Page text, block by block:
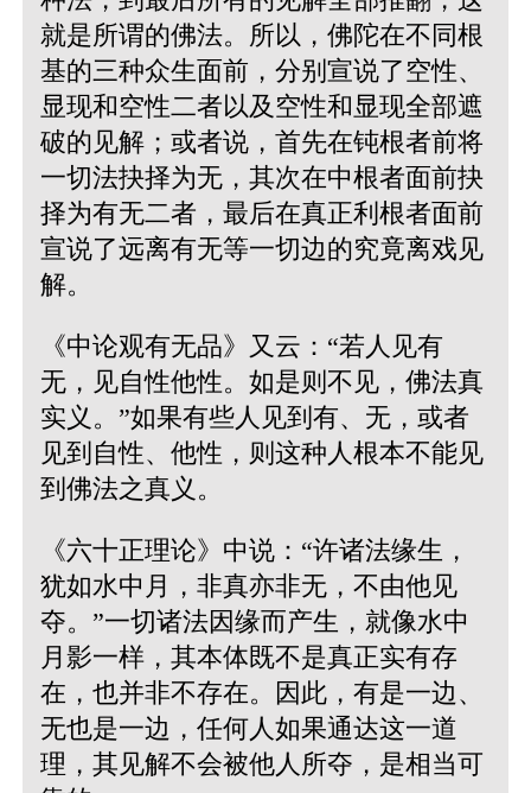
就是所谓的佛法。所以，佛陀在不同根
基的三种众生面前，分别宣说了空性、
显现和空性二者以及空性和显现全部遮
破的见解；或者说，首先在钝根者前将
一切法抉择为无，其次在中根者面前抉
择为有无二者，最后在真正利根者面前
宣说了远离有无等一切边的究竟离戏见
解。
《中论观有无品》又云： “若人见有
无，见自性他性。如是则不见，佛法真
实义。”如果有些人见到有、无，或者
见到自性、他性，则这种人根本不能见
到佛法之真义。
《六十正理论》中说：“许诸法缘生，
犹如水中月，非真亦非无，不由他见
夺。”一切诸法因缘而产生，就像水中
月影一样，其本体既不是真正实有存
在，也并非不存在。因此，有是一边、
无也是一边，任何人如果通达这一道
理，其见解不会被他人所夺，是相当可